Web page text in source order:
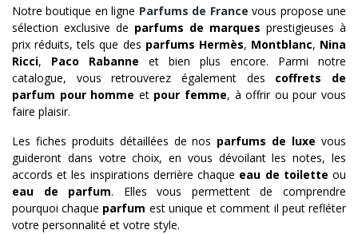
Notre boutique en ligne Parfums de France vous propose une
sélection exclusive de parfums de marques prestigieuses à
prix réduits, tels que des parfums Hermès, Montblanc, Nina
Ricci, Paco Rabanne et bien plus encore. Parmi notre
catalogue, vous retrouverez également des coffrets de
parfum pour homme et pour femme, à offrir ou pour vous
faire plaisir.
Les fiches produits détaillées de nos parfums de luxe vous
guideront dans votre choix, en vous dévoilant les notes, les
accords et les inspirations derrière chaque eau de toilette ou
eau de parfum. Elles vous permettent de comprendre
pourquoi chaque parfum est unique et comment il peut refléter
votre personnalité et votre style.